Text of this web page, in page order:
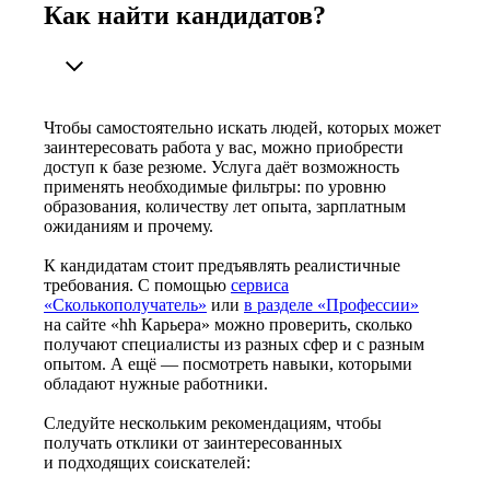
Как найти кандидатов?
Чтобы самостоятельно искать людей, которых может
заинтересовать работа у вас, можно приобрести
доступ к базе резюме. Услуга даёт возможность
применять необходимые фильтры: по уровню
образования, количеству лет опыта, зарплатным
ожиданиям и прочему.
К кандидатам стоит предъявлять реалистичные
требования. С помощью сервиса
«Сколькополучатель» или в разделе «Профессии»
на сайте «hh Карьера» можно проверить, сколько
получают специалисты из разных сфер и с разным
опытом. А ещё — посмотреть навыки, которыми
обладают нужные работники.
Следуйте нескольким рекомендациям, чтобы
получать отклики от заинтересованных
и подходящих соискателей: